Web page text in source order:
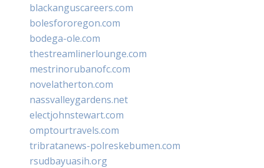
blackanguscareers.com
bolesfororegon.com
bodega-ole.com
thestreamlinerlounge.com
mestrinorubanofc.com
novelatherton.com
nassvalleygardens.net
electjohnstewart.com
omptourtravels.com
tribratanews-polreskebumen.com
rsudbayuasih.org